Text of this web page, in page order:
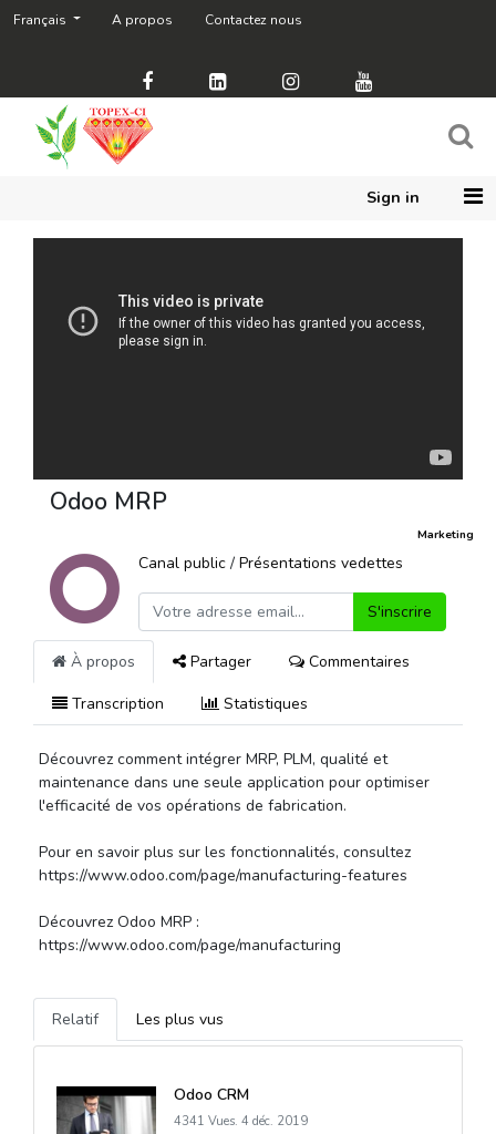
A propos Contactez nous
Français
Sign in
Odoo MRP
Marketing
Canal public / Présentations vedettes
S'inscrire
À propos Partager
Commentaires
Transcription
Statistiques
Découvrez comment intégrer MRP, PLM, qualité et
maintenance dans une seule application pour optimiser
l'efficacité de vos opérations de fabrication.
Pour en savoir plus sur les fonctionnalités, consultez
https://www.odoo.com/page/manufacturing-features
Découvrez Odoo MRP :
https://www.odoo.com/page/manufacturing
Relatif Les plus vus
Odoo CRM
4341 Vues. 4 déc. 2019